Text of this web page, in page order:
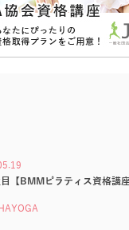
【BMMピラティス資格講